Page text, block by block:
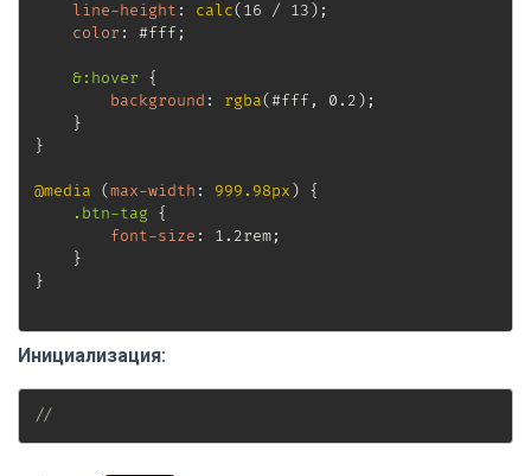
line-height : calc( 16 / 13 ) ;
color : #fff ;
&:hover
{
background : rgba(#fff , 0.2 ) ;
}
}
@media (max-width : 999.98px )
{
.btn-tag
{
font-size : 1.2rem;
}
}
Инициализация:
//